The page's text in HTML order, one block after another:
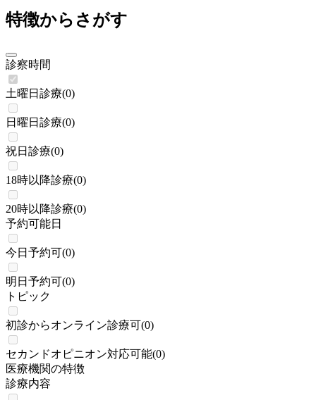
特徴からさがす
診察時間
土曜日診療(0)
日曜日診療(0)
祝日診療(0)
18時以降診療(0)
20時以降診療(0)
予約可能日
今日予約可(0)
明日予約可(0)
トピック
初診からオンライン診療可(0)
セカンドオピニオン対応可能(0)
医療機関の特徴
診療内容